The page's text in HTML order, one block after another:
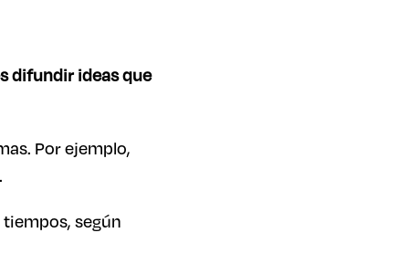
difundir ideas que
Por ejemplo,
según